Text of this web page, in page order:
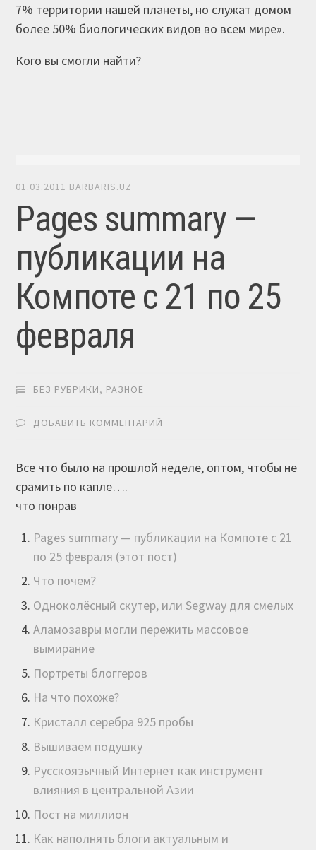
7% территории нашей планеты, но служат домом
более 50% биологических видов во всем мире».
Кого вы смогли найти?
01.03.2011 BARBARIS.UZ
Pages summary —
публикации на
Компоте с 21 по 25
февраля
БЕЗ РУБРИКИ, РАЗНОЕ
ДОБАВИТЬ КОММЕНТАРИЙ
Все что было на прошлой неделе, оптом, чтобы не
срамить по капле….
что понрав
Pages summary — публикации на Компоте с 21
по 25 февраля (этот пост)
Что почем?
Одноколёсный скутер, или Segway для смелых
Аламозавры могли пережить массовое
вымирание
Портреты блоггеров
На что похоже?
Кристалл серебра 925 пробы
Вышиваем подушку
Русскоязычный Интернет как инструмент
влияния в центральной Азии
Пост на миллион
Как наполнять блоги актуальным и